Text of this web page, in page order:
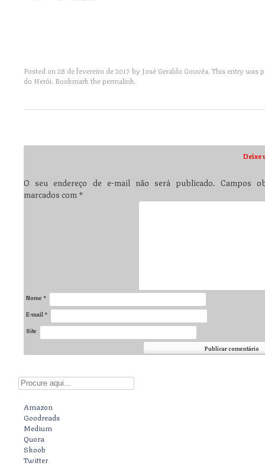
Posted on28 de fevereiro de 2017 by José Geraldo Gouvêa. This entry was
do Herói. Bookmark thepermalink.
Deixe
O seu endereço de e-mail não será publicado. Campos
marcados com*
Nome *
E-mail *
Site
Digite aqui
Amazon
Goodreads
Medium
Quora
Skoob
Twitter